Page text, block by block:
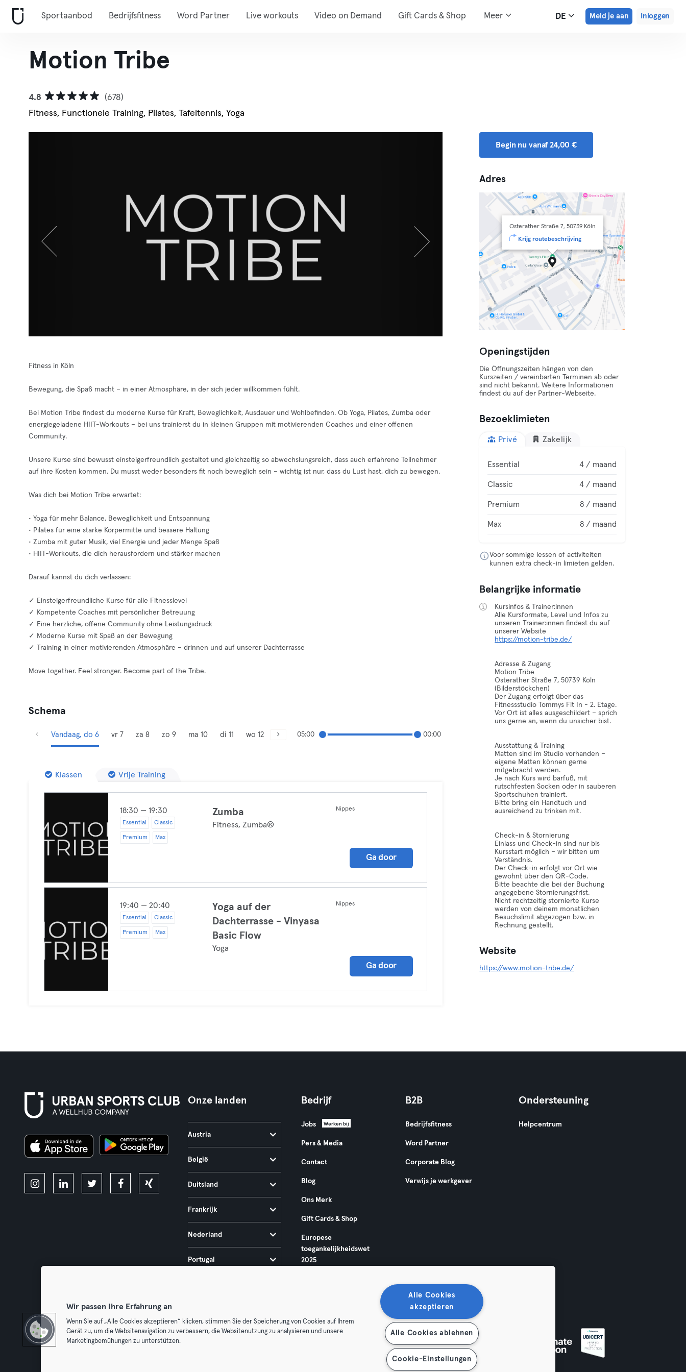
Sportaanbod Bedrijfsfitness Word Partner Live workouts Video on Demand Gift Cards & Shop Meer DE Meld je aan Inloggen
Motion Tribe
4.8
(678)
Fitness, Functionele Training, Pilates, Tafeltennis, Yoga
Fitness in Köln
Bewegung, die Spaß macht – in einer Atmosphäre, in der sich jeder willkommen fühlt.
Bei Motion Tribe findest du moderne Kurse für Kraft, Beweglichkeit, Ausdauer und Wohlbefinden. Ob Yoga, Pilates, Zumba oder
energiegeladene HIIT-Workouts – bei uns trainierst du in kleinen Gruppen mit motivierenden Coaches und einer offenen
Community.
Unsere Kurse sind bewusst einsteigerfreundlich gestaltet und gleichzeitig so abwechslungsreich, dass auch erfahrene Teilnehmer
auf ihre Kosten kommen. Du musst weder besonders fit noch beweglich sein – wichtig ist nur, dass du Lust hast, dich zu bewegen.
Was dich bei Motion Tribe erwartet:
• Yoga für mehr Balance, Beweglichkeit und Entspannung
• Pilates für eine starke Körpermitte und bessere Haltung
• Zumba mit guter Musik, viel Energie und jeder Menge Spaß
• HIIT-Workouts, die dich herausfordern und stärker machen
Darauf kannst du dich verlassen:
✓ Einsteigerfreundliche Kurse für alle Fitnesslevel
✓ Kompetente Coaches mit persönlicher Betreuung
✓ Eine herzliche, offene Community ohne Leistungsdruck
✓ Moderne Kurse mit Spaß an der Bewegung
✓ Training in einer motivierenden Atmosphäre – drinnen und auf unserer Dachterrasse
Move together. Feel stronger. Become part of the Tribe.
Schema
Vandaag, do 6 vr 7 za 8 zo 9 ma 10 di 11 wo 12 05:00 00:00
Klassen Vrije Training
18:30 — 19:30
Essential Classic
Premium Max
Zumba
Fitness, Zumba®
Nippes
Ga door
19:40 — 20:40
Essential Classic
Premium Max
Yoga auf der
Dachterrasse - Vinyasa
Basic Flow
Yoga
Nippes
Ga door
Begin nu vanaf 24,00 €
Adres
Osterather Straße 7, 50739 Köln
Krijg routebeschrijving
Openingstijden
Die Öffnungszeiten hängen von den
Kurszeiten / vereinbarten Terminen ab oder
sind nicht bekannt. Weitere Informationen
findest du auf der Partner-Webseite.
Bezoeklimieten
Privé Zakelijk
Essential 4 / maand
Classic 4 / maand
Premium 8 / maand
Max 8 / maand
Voor sommige lessen of activiteiten
kunnen extra check-in limieten gelden.
Belangrijke informatie
Kursinfos & Trainer:innen
Alle Kursformate, Level und Infos zu
unseren Trainer:innen findest du auf
https://motion-tribe.de/
Adresse & Zugang
Motion Tribe
Osterather Straße 7, 50739 Köln
(Bilderstöckchen)
Der Zugang erfolgt über das
Fitnessstudio Tommys Fit In - 2. Etage.
Vor Ort ist alles ausgeschildert – sprich
uns gerne an, wenn du unsicher bist.
Ausstattung & Training
Matten sind im Studio vorhanden –
eigene Matten können gerne
mitgebracht werden.
Je nach Kurs wird barfuß, mit
rutschfesten Socken oder in sauberen
Sportschuhen trainiert.
Bitte bring ein Handtuch und
ausreichend zu trinken mit.
Check-in & Stornierung
Einlass und Check-in sind nur bis
Kursstart möglich – wir bitten um
Verständnis.
Der Check-in erfolgt vor Ort wie
gewohnt über den QR-Code.
Bitte beachte die bei der Buchung
angegebene Stornierungsfrist.
Nicht rechtzeitig stornierte Kurse
werden von deinem monatlichen
Besuchslimit abgezogen bzw. in
Rechnung gestellt.
Website
https://www.motion-tribe.de/
Onze landen
Austria
België
Duitsland
Frankrijk
Nederland
Portugal
Bedrijf
Jobs Werken bij
Pers & Media
Contact
Blog
Ons Merk
Gift Cards & Shop
Europese
toegankelijkheidswet
2025
B2B
Bedrijfsfitness
Word Partner
Corporate Blog
Verwijs je werkgever
Ondersteuning
Helpcentrum
Wir passen Ihre Erfahrung an
Wenn Sie auf „Alle Cookies akzeptieren“ klicken, stimmen Sie der Speicherung von Cookies auf Ihrem
Gerät zu, um die Websitenavigation zu verbessern, die Websitenutzung zu analysieren und unsere
Marketingbemühungen zu unterstützen.
Alle Cookies
akzeptieren
Alle Cookies ablehnen
Cookie-Einstellungen